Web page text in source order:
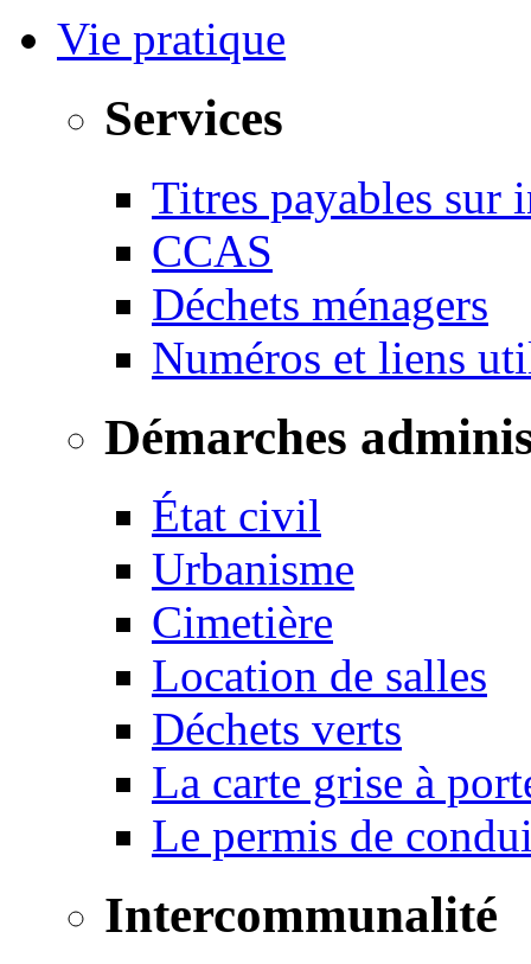
Vie pratique
Services
Titres payables sur
CCAS
Déchets ménagers
Numéros et liens
Démarches
État civil
Urbanisme
Cimetière
Location de salles
Déchets verts
La carte grise à
Le permis de
Intercommunalité